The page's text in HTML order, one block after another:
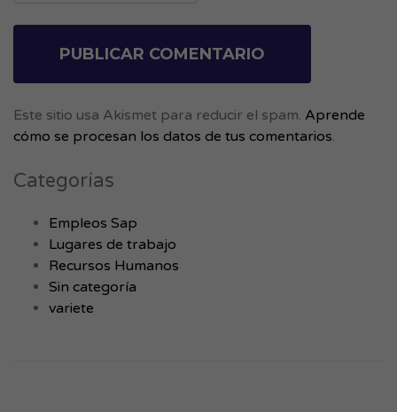
Este sitio usa Akismet para reducir el spam. Aprende
cómo se procesan los datos de tus comentarios.
Categorías
Empleos Sap
Lugares de trabajo
Recursos Humanos
Sin categoría
variete